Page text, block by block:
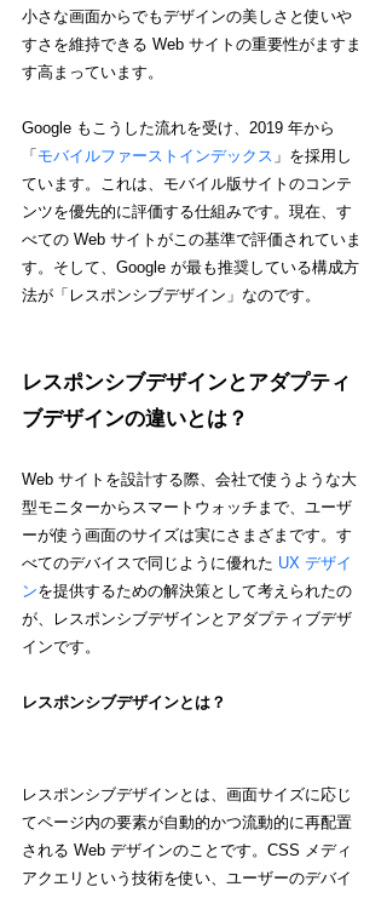
小さな画面からでもデザインの美しさと使いや
すさを維持できる Web サイトの重要性がますま
す高まっています。
Google もこうした流れを受け、2019 年から
「 モバイルファーストインデックス 」を採用し
ています。これは、モバイル版サイトのコンテ
ンツを優先的に評価する仕組みです。現在、す
べての Web サイトがこの基準で評価されていま
す。そして、Google が最も推奨している構成方
法が「レスポンシブデザイン」なのです。
レスポンシブデザインとアダプティ
ブデザインの違いとは？
Web サイトを設計する際、会社で使うような大
型モニターからスマートウォッチまで、ユーザ
ーが使う画面のサイズは実にさまざまです。す
べてのデバイスで同じように優れた UX デザイ
ンを提供するための解決策として考えられたの
が、レスポンシブデザインとアダプティブデザ
インです。
レスポンシブデザインとは？
レスポンシブデザインとは、画面サイズに応じ
てページ内の要素が自動的かつ流動的に再配置
される Web デザインのことです。CSS メディ
アクエリという技術を使い、ユーザーのデバイ